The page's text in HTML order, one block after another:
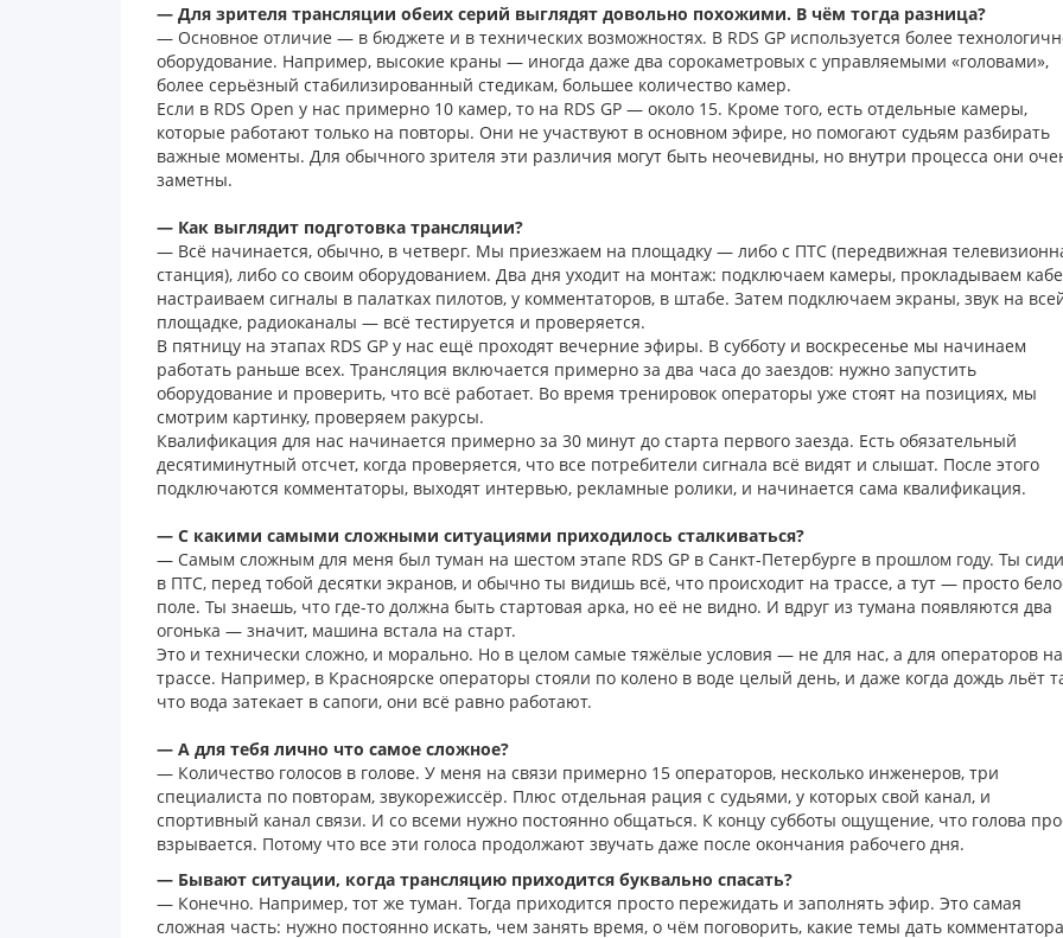
— Для зрителя трансляции обеих серий выглядят довольно похожими. В чём тогда разница?
— Основное отличие — в бюджете и в технических возможностях. В RDS GP используется более
оборудование. Например, высокие краны — иногда даже два сорокаметровых с управляемыми «головами»,
более серьёзный стабилизированный стедикам, большее количество камер.
Если в RDS Open у нас примерно 10 камер, то на RDS GP — около 15. Кроме того, есть отдельные камеры,
которые работают только на повторы. Они не участвуют в основном эфире, но помогают судьям разбирать
важные моменты. Для обычного зрителя эти различия могут быть неочевидны, но внутри процесса они
заметны.
— Как выглядит подготовка трансляции?
— Всё начинается, обычно, в четверг. Мы приезжаем на площадку — либо с ПТС (передвижная
станция), либо со своим оборудованием. Два дня уходит на монтаж: подключаем камеры, прокладываем
настраиваем сигналы в палатках пилотов, у комментаторов, в штабе. Затем подключаем экраны, звук на
площадке, радиоканалы — всё тестируется и проверяется.
В пятницу на этапах RDS GP у нас ещё проходят вечерние эфиры. В субботу и воскресенье мы начинаем
работать раньше всех. Трансляция включается примерно за два часа до заездов: нужно запустить
оборудование и проверить, что всё работает. Во время тренировок операторы уже стоят на позициях, мы
смотрим картинку, проверяем ракурсы.
Квалификация для нас начинается примерно за 30 минут до старта первого заезда. Есть обязательный
десятиминутный отсчет, когда проверяется, что все потребители сигнала всё видят и слышат. После этого
подключаются комментаторы, выходят интервью, рекламные ролики, и начинается сама квалификация.
— С какими самыми сложными ситуациями приходилось сталкиваться?
— Самым сложным для меня был туман на шестом этапе RDS GP в Санкт-Петербурге в прошлом году. Ты
в ПТС, перед тобой десятки экранов, и обычно ты видишь всё, что происходит на трассе, а тут — просто
поле. Ты знаешь, что где-то должна быть стартовая арка, но её не видно. И вдруг из тумана появляются два
огонька — значит, машина встала на старт.
Это и технически сложно, и морально. Но в целом самые тяжёлые условия — не для нас, а для операторов на
трассе. Например, в Красноярске операторы стояли по колено в воде целый день, и даже когда дождь льёт
что вода затекает в сапоги, они всё равно работают.
— А для тебя лично что самое сложное?
— Количество голосов в голове. У меня на связи примерно 15 операторов, несколько инженеров, три
специалиста по повторам, звукорежиссёр. Плюс отдельная рация с судьями, у которых свой канал, и
спортивный канал связи. И со всеми нужно постоянно общаться. К концу субботы ощущение, что голова
взрывается. Потому что все эти голоса продолжают звучать даже после окончания рабочего дня.
— Бывают ситуации, когда трансляцию приходится буквально спасать?
— Конечно. Например, тот же туман. Тогда приходится просто пережидать и заполнять эфир. Это самая
сложная часть: нужно постоянно искать, чем занять время, о чём поговорить, какие темы дать